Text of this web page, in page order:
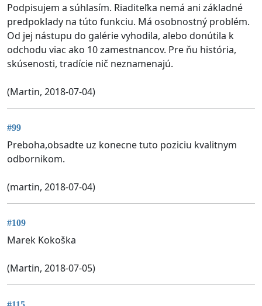
Podpisujem a súhlasím. Riaditeľka nemá ani základné
predpoklady na túto funkciu. Má osobnostný problém.
Od jej nástupu do galérie vyhodila, alebo donútila k
odchodu viac ako 10 zamestnancov. Pre ňu história,
skúsenosti, tradície nič neznamenajú.
(Martin, 2018-07-04)
#99
Preboha,obsadte uz konecne tuto poziciu kvalitnym
odbornikom.
(martin, 2018-07-04)
#109
Marek Kokoška
(Martin, 2018-07-05)